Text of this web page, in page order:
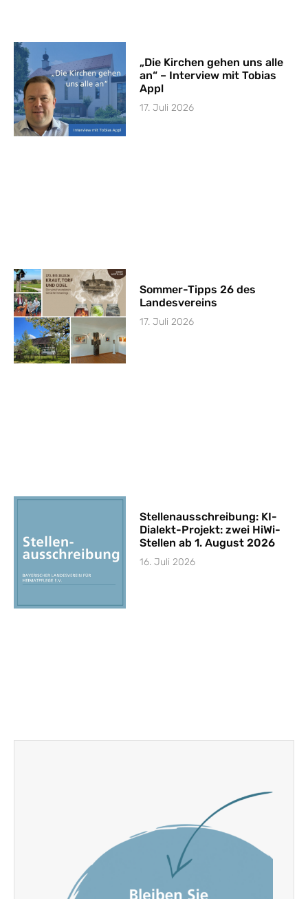
„Die Kirchen gehen uns alle
an“ – Interview mit Tobias
Appl
17. Juli 2026
Sommer-Tipps 26 des
Landesvereins
17. Juli 2026
Stellenausschreibung: KI-
Dialekt-Projekt: zwei HiWi-
Stellen ab 1. August 2026
16. Juli 2026